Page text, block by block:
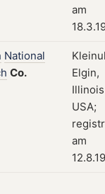
am
National
Co.
Elgin,
USA;
am